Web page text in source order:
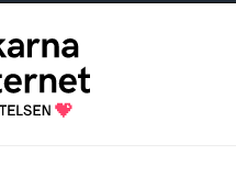
internet
folkets